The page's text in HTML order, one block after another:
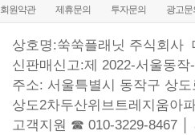
회원약관 제휴문의 투자문의 광고문
상호명:쑥쑥플래닛 주식회사
신판매신고:제 2022-서울동작
주소: 서울특별시 동작구 상
상도2차두산위브트레지움아
고객지원 ☎ 010-3229-8467 │